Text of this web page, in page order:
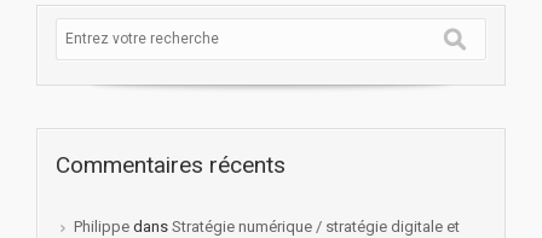
Commentaires récents
Philippe dans Stratégie numérique / stratégie digitale et